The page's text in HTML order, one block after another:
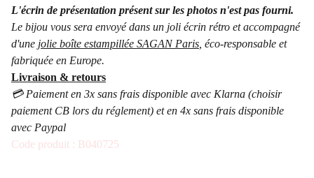
L'écrin de présentation présent sur les photos n'est pas fourni.
Le bijou vous sera envoyé dans un joli écrin rétro et accompagné
d'une jolie boîte estampillée SAGAN Paris , éco-responsable et
fabriquée en Europe.
Livraison & retours
💳 Paiement en 3x sans frais disponible avec Klarna (choisir
paiement CB lors du réglement) et en 4x sans frais disponible
avec Paypal
Code produit : B040725